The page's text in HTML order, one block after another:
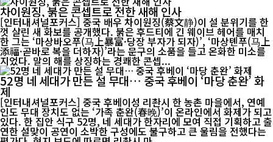
차이원징, 붉은 콘셉트로 전한 새해 인사
[인터내셔널포커스] 중국 배우 차이원징(蔡文静)이 설 분위기를 한
껏 살린 새 화보를 공개했다. 붉은 후드티에 긴 웨이브 헤어를 매치
한 그는 ‘마상바오푸(马上暴富·당장 부자가 되자)’, ‘마상톈푸(马上
添福·곧바로 복을 더하자)’라는 문구의 소품을 들고 온화한 미소를
지었다. 말의 해를 상징하는 경쾌한 콘셉...
52명 네 세대가 만든 설 무대… 중국 후베이 ‘마당 춘완’ 화
제
[인터내셔널포커스] 중국 후베이성 리촨시 한 농촌 마을에서, 연예
인도 무대 장치도 없는 ‘가족 춘완(春晚)’이 온라인에서 화제가 되고
있다. 한 집안 식구 52명, 네 세대가 한자리에 모여 직접 기획하고 출
연한 설맞이 공연이 소박한 구성에도 불구하고 큰 울림을 전했다는